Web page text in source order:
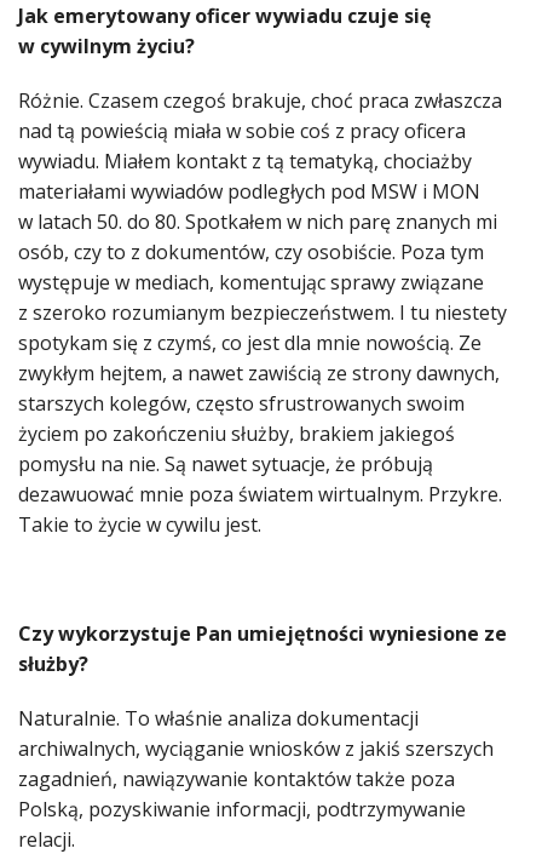
Jak emerytowany oficer wywiadu czuje się
w cywilnym życiu?
Różnie. Czasem czegoś brakuje, choć praca zwłaszcza
nad tą powieścią miała w sobie coś z pracy oficera
wywiadu. Miałem kontakt z tą tematyką, chociażby
materiałami wywiadów podległych pod MSW i MON
w latach 50. do 80. Spotkałem w nich parę znanych mi
osób, czy to z dokumentów, czy osobiście. Poza tym
występuje w mediach, komentując sprawy związane
z szeroko rozumianym bezpieczeństwem. I tu niestety
spotykam się z czymś, co jest dla mnie nowością. Ze
zwykłym hejtem, a nawet zawiścią ze strony dawnych,
starszych kolegów, często sfrustrowanych swoim
życiem po zakończeniu służby, brakiem jakiegoś
pomysłu na nie. Są nawet sytuacje, że próbują
dezawuować mnie poza światem wirtualnym. Przykre.
Takie to życie w cywilu jest.
Czy wykorzystuje Pan umiejętności wyniesione ze
służby?
Naturalnie. To właśnie analiza dokumentacji
archiwalnych, wyciąganie wniosków z jakiś szerszych
zagadnień, nawiązywanie kontaktów także poza
Polską, pozyskiwanie informacji, podtrzymywanie
relacji.